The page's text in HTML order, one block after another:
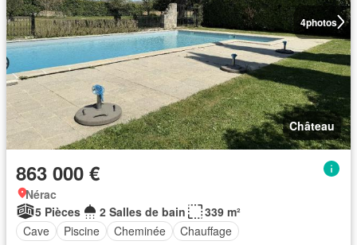
4photos
Château
863 000 €
Nérac
5 Pièces
2 Salles de bain
339 m²
Cave
Piscine Cheminée Chauffage